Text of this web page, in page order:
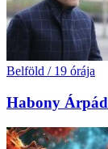
Belföld / 19 órája
Habony Árpád